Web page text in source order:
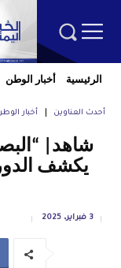
الرئيسية أخبار الوطن
أحدث العناوين أخبار
شاهد|
يكشف
3 فبراير، 2025